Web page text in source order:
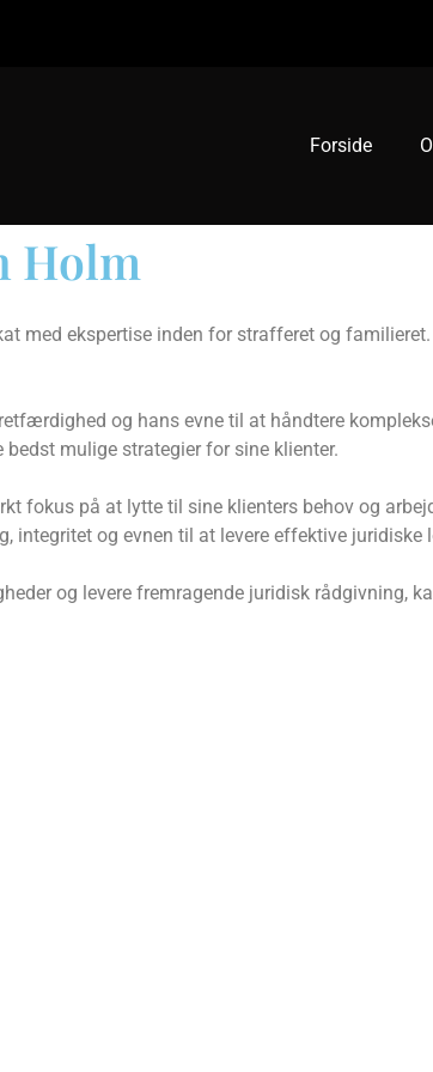
Forside
Holm
med ekspertise inden for strafferet og
og hans evne til at håndtere
mulige strategier for sine klienter.
fokus på at lytte til sine klienters behov og
integritet og evnen til at levere effektive juridiske
og levere fremragende juridisk rådgivning,